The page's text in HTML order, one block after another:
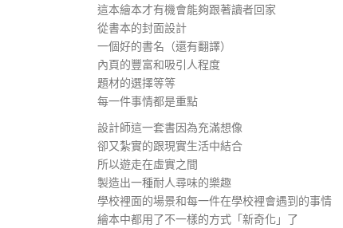
這本繪本才有機會能夠跟著讀者回家
從書本的封面設計
一個好的書名（還有翻譯）
內頁的豐富和吸引人程度
題材的選擇等等
每一件事情都是重點
設計師這一套書因為充滿想像
卻又紮實的跟現實生活中結合
所以遊走在虛實之間
製造出一種耐人尋味的樂趣
學校裡面的場景和每一件在學校裡會遇到的事情
繪本中都用了不一樣的方式「新奇化」了